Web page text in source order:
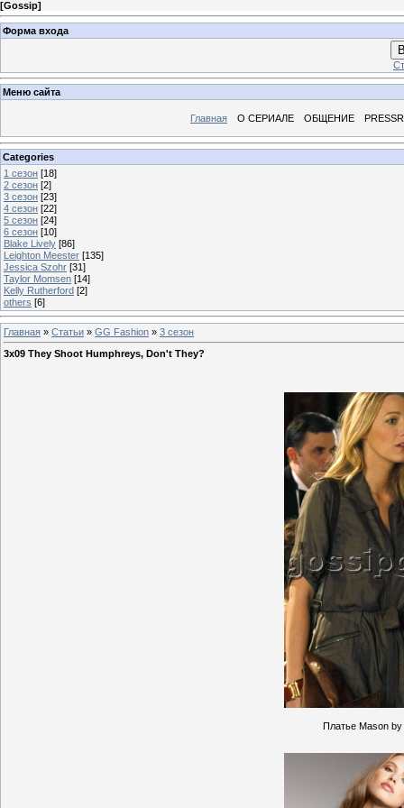
[Gossip]
Форма входа
Меню сайта
Главная О СЕРИАЛЕ ОБЩЕНИЕ
Categories
1 сезон [18]
2 сезон [2]
3 сезон [23]
4 сезон [22]
5 сезон [24]
6 сезон [10]
Blake Lively [86]
Leighton Meester [135]
Jessica Szohr [31]
Taylor Momsen [14]
Kelly Rutherford [2]
others [6]
Главная » Статьи » GG Fashion » 3 сезон
3x09 They Shoot Humphreys, Don't They?
Платье Mason